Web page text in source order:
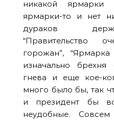
никакой
ярмарки-то и нет
дураков
“Правительство
горожан”,
изначально
гнева и еще кое-
много было бы, так
и президент бы
неудобные.